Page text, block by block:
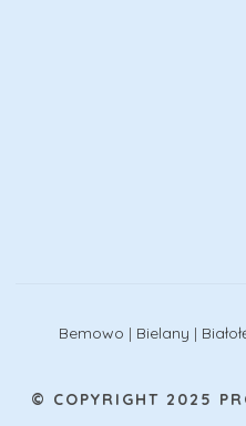
Bemowo | Bielany |
© COPYRIGHT 2025